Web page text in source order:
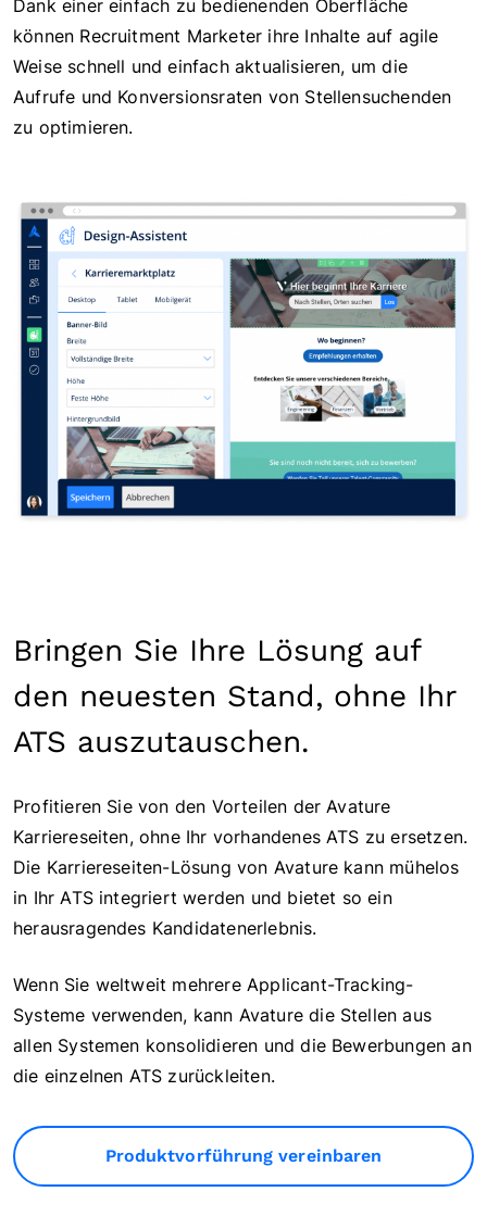
Dank einer einfach zu bedienenden Oberfläche
können Recruitment Marketer ihre Inhalte auf agile
Weise schnell und einfach aktualisieren, um die
Aufrufe und Konversionsraten von Stellensuchenden
zu optimieren.
Bringen Sie Ihre Lösung auf
den neuesten Stand, ohne Ihr
ATS auszutauschen.
Profitieren Sie von den Vorteilen der Avature
Karriereseiten, ohne Ihr vorhandenes ATS zu ersetzen.
Die Karriereseiten-Lösung von Avature kann mühelos
in Ihr ATS integriert werden und bietet so ein
herausragendes Kandidatenerlebnis.
Wenn Sie weltweit mehrere Applicant-Tracking-
Systeme verwenden, kann Avature die Stellen aus
allen Systemen konsolidieren und die Bewerbungen an
die einzelnen ATS zurückleiten.
Produktvorführung vereinbaren